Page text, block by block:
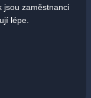
jsou zaměstnanci
lépe.